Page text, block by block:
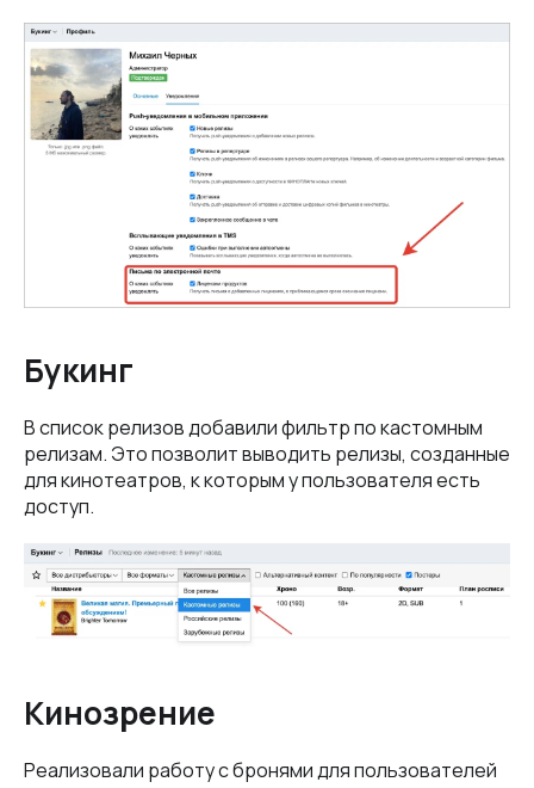
Букинг
В список релизов добавили фильтр по кастомным
релизам. Это позволит выводить релизы, созданные
для кинотеатров, к которым у пользователя есть
доступ.
Кинозрение
Реализовали работу с бронями для пользователей